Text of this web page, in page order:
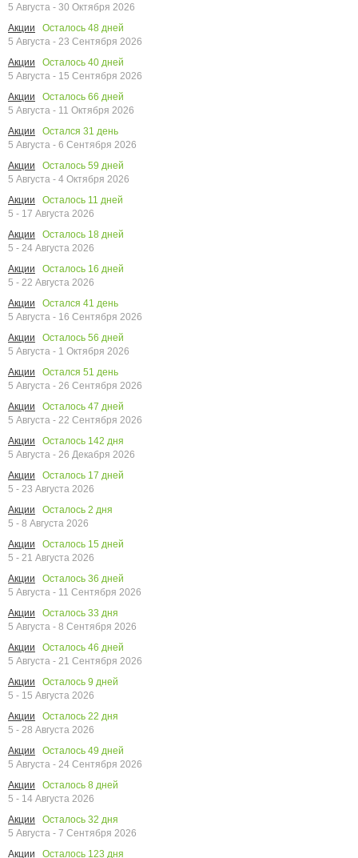
5 Августа - 30 Октября 2026
Акции
Осталось 48 дней
5 Августа - 23 Сентября 2026
Акции
Осталось 40 дней
5 Августа - 15 Сентября 2026
Акции
Осталось 66 дней
5 Августа - 11 Октября 2026
Акции
Остался 31 день
5 Августа - 6 Сентября 2026
Акции
Осталось 59 дней
5 Августа - 4 Октября 2026
Акции
Осталось 11 дней
5 - 17 Августа 2026
Акции
Осталось 18 дней
5 - 24 Августа 2026
Акции
Осталось 16 дней
5 - 22 Августа 2026
Акции
Остался 41 день
5 Августа - 16 Сентября 2026
Акции
Осталось 56 дней
5 Августа - 1 Октября 2026
Акции
Остался 51 день
5 Августа - 26 Сентября 2026
Акции
Осталось 47 дней
5 Августа - 22 Сентября 2026
Акции
Осталось 142 дня
5 Августа - 26 Декабря 2026
Акции
Осталось 17 дней
5 - 23 Августа 2026
Акции
Осталось 2 дня
5 - 8 Августа 2026
Акции
Осталось 15 дней
5 - 21 Августа 2026
Акции
Осталось 36 дней
5 Августа - 11 Сентября 2026
Акции
Осталось 33 дня
5 Августа - 8 Сентября 2026
Акции
Осталось 46 дней
5 Августа - 21 Сентября 2026
Акции
Осталось 9 дней
5 - 15 Августа 2026
Акции
Осталось 22 дня
5 - 28 Августа 2026
Акции
Осталось 49 дней
5 Августа - 24 Сентября 2026
Акции
Осталось 8 дней
5 - 14 Августа 2026
Акции
Осталось 32 дня
5 Августа - 7 Сентября 2026
Акции
Осталось 123 дня